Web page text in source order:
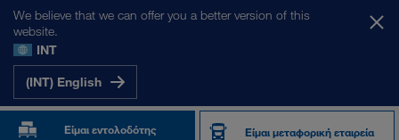
We believe that we can offer you a better version of this
website.
INT
(INT) English
Είμαι εντολοδότης Είμαι μεταφορική εταιρεία